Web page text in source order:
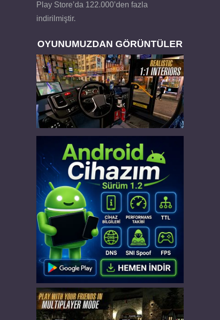
Play Store’da 122.000’den fazla
indirilmiştir.
OYUNUMUZDAN GÖRÜNTÜLER